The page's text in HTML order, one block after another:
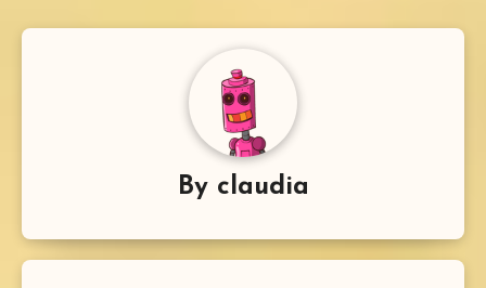
By claudia